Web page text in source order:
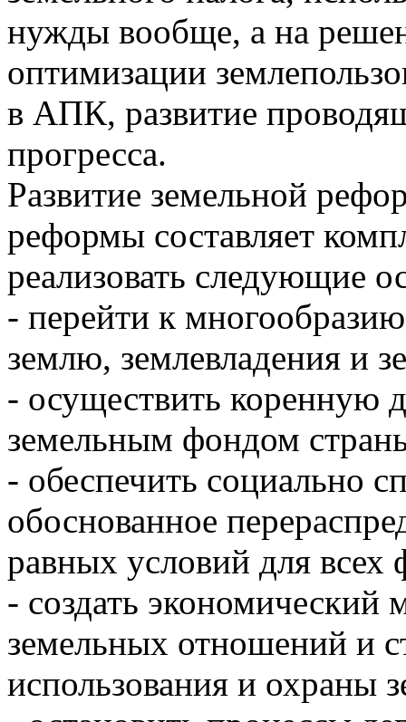
нужды вообще, а на
оптимизации
в АПК, развитие
прогресса.
Развитие земельной
реформы составляет
реализовать следующие
- перейти к
землю, землевладения и
- осуществить коренную
земельным фондом
- обеспечить социально
обоснованное
равных условий для всех
- создать экономический
земельных отношений и
использования и охраны